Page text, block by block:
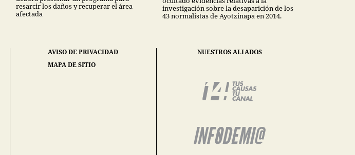
resarcir los daños y recuperar el área
afectada
investigación sobre la desaparición de los
43 normalistas de Ayotzinapa en 2014.
AVISO DE PRIVACIDAD
MAPA DE SITIO
NUESTROS ALIADOS